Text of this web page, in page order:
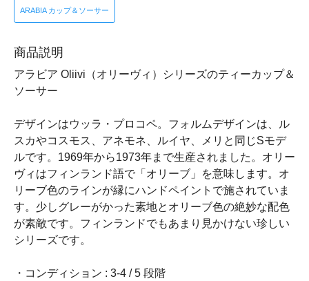
ARABIA カップ＆ソーサー
商品説明
アラビア Oliivi（オリーヴィ）シリーズのティーカップ＆
ソーサー
デザインはウッラ・プロコペ。フォルムデザインは、ル
スカやコスモス、アネモネ、ルイヤ、メリと同じSモデ
ルです。1969年から1973年まで生産されました。オリー
ヴィはフィンランド語で「オリーブ」を意味します。オ
リーブ色のラインが縁にハンドペイントで施されていま
す。少しグレーがかった素地とオリーブ色の絶妙な配色
が素敵です。フィンランドでもあまり見かけない珍しい
シリーズです。
・コンディション : 3-4 / 5 段階